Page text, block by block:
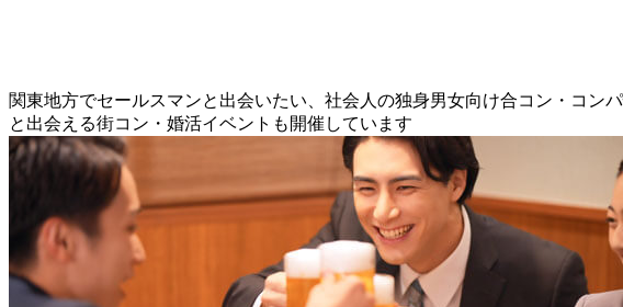
関東地方でセールスマンと出会いたい、社会人の独身男女向け合コン・コ
と出会える街コン・婚活イベントも開催しています